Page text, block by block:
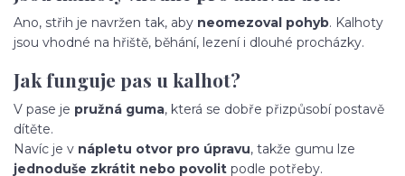
Ano, střih je navržen tak, aby neomezoval pohyb. Kalhoty
jsou vhodné na hřiště, běhání, lezení i dlouhé procházky.
Jak funguje pas u kalhot?
V pase je pružná guma, která se dobře přizpůsobí postavě
dítěte.
Navíc je v nápletu otvor pro úpravu, takže gumu lze
jednoduše zkrátit nebo povolit podle potřeby.